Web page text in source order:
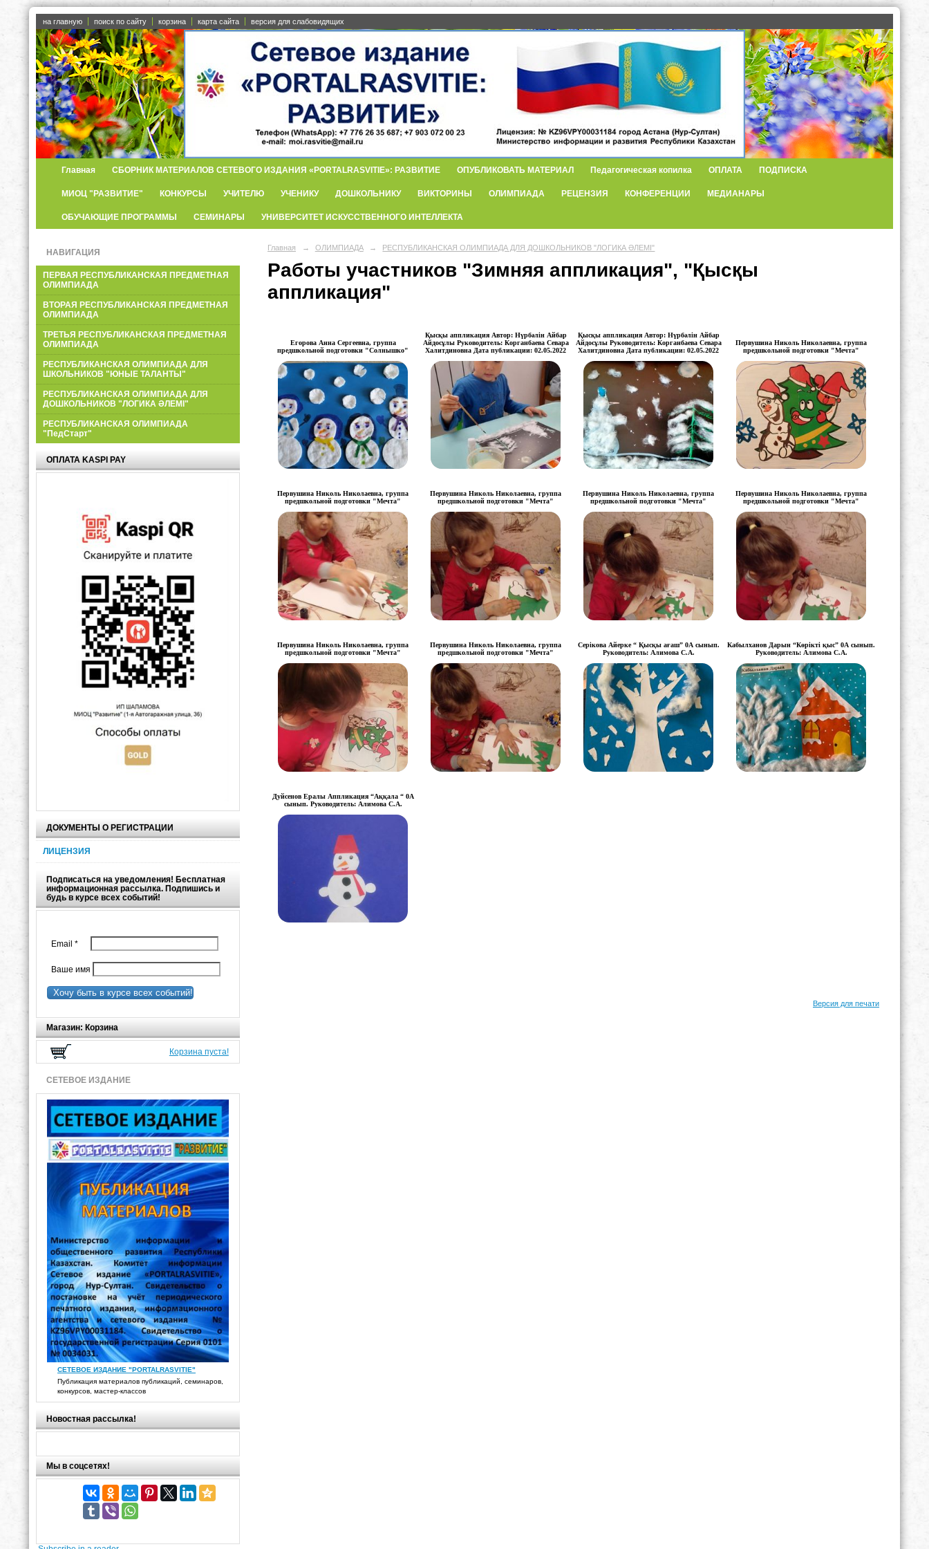
на главную поиск по сайту корзина карта сайта версия для слабовидящих
Главная СБОРНИК МАТЕРИАЛОВ СЕТЕВОГО ИЗДАНИЯ «PORTALRASVITIE»: РАЗВИТИЕ ОПУБЛИКОВАТЬ МАТЕРИАЛ Педагогическая копилка ОПЛАТА ПОДПИСКА
МИОЦ "РАЗВИТИЕ" КОНКУРСЫ УЧИТЕЛЮ УЧЕНИКУ ДОШКОЛЬНИКУ ВИКТОРИНЫ ОЛИМПИАДА РЕЦЕНЗИЯ КОНФЕРЕНЦИИ МЕДИАНАРЫ
ОБУЧАЮЩИЕ ПРОГРАММЫ СЕМИНАРЫ УНИВЕРСИТЕТ ИСКУССТВЕННОГО ИНТЕЛЛЕКТА
НАВИГАЦИЯ
ПЕРВАЯ РЕСПУБЛИКАНСКАЯ ПРЕДМЕТНАЯ
ОЛИМПИАДА
ВТОРАЯ РЕСПУБЛИКАНСКАЯ ПРЕДМЕТНАЯ
ОЛИМПИАДА
ТРЕТЬЯ РЕСПУБЛИКАНСКАЯ ПРЕДМЕТНАЯ
ОЛИМПИАДА
РЕСПУБЛИКАНСКАЯ ОЛИМПИАДА ДЛЯ
ШКОЛЬНИКОВ "ЮНЫЕ ТАЛАНТЫ"
РЕСПУБЛИКАНСКАЯ ОЛИМПИАДА ДЛЯ
ДОШКОЛЬНИКОВ "ЛОГИКА ӘЛЕМІ"
РЕСПУБЛИКАНСКАЯ ОЛИМПИАДА
"ПедСтарт"
ОПЛАТА KASPI PAY
ДОКУМЕНТЫ О РЕГИСТРАЦИИ
ЛИЦЕНЗИЯ
Подписаться на уведомления! Бесплатная
информационная рассылка. Подпишись и
будь в курсе всех событий!
Email *
Ваше имя
Хочу быть в курсе всех событий!
Магазин: Корзина
Корзина пуста!
СЕТЕВОЕ ИЗДАНИЕ
СЕТЕВОЕ ИЗДАНИЕ "PORTALRASVITIE"
Публикация материалов публикаций, семинаров,
конкурсов, мастер-классов
Новостная рассылка!
Мы в соцсетях!
Главная → ОЛИМПИАДА → РЕСПУБЛИКАНСКАЯ ОЛИМПИАДА ДЛЯ ДОШКОЛЬНИКОВ "ЛОГИКА ӘЛЕМІ"
Работы участников "Зимняя аппликация", "Қысқы
аппликация"
Егорова Анна Сергеевна, группа
предшкольной подготовки "Солнышко"
Қысқы аппликация Автор: Нүрбәлін Айбар
Айдосұлы Руководитель: Корганбаева Севара
Халитдиновна Дата публикации: 02.05.2022
Қысқы аппликация Автор: Нүрбәлін Айбар
Айдосұлы Руководитель: Корганбаева Севара
Халитдиновна Дата публикации: 02.05.2022
Первушина Николь Николаевна, группа
предшкольной подготовки "Мечта"
Первушина Николь Николаевна, группа
предшкольной подготовки "Мечта"
Первушина Николь Николаевна, группа
предшкольной подготовки "Мечта"
Первушина Николь Николаевна, группа
предшкольной подготовки "Мечта"
Первушина Николь Николаевна, группа
предшкольной подготовки "Мечта"
Первушина Николь Николаевна, группа
предшкольной подготовки "Мечта"
Первушина Николь Николаевна, группа
предшкольной подготовки "Мечта"
Серікова Айерке “ Қысқы ағаш” 0А сынып.
Руководитель: Алимова С.А.
Кабылханов Дарын “Көрікті қыс” 0А сынып.
Руководитель: Алимова С.А.
Дуйсенов Ералы Аппликация “Аққала “ 0А
сынып. Руководитель: Алимова С.А.
Версия для печати